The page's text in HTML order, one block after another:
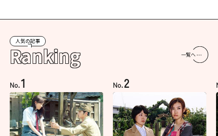
人気の記事
Ranking 一覧へ
No.1 No.2